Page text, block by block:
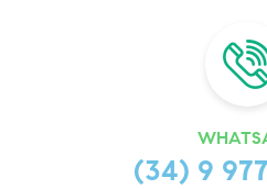
(34) 9